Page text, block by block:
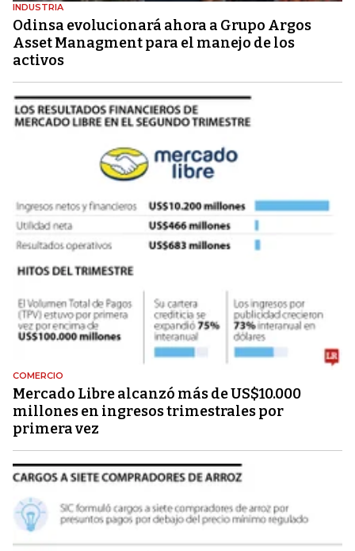
INDUSTRIA
Odinsa evolucionará ahora a Grupo Argos
Asset Managment para el manejo de los
activos
COMERCIO
Mercado Libre alcanzó más de US$10.000
millones en ingresos trimestrales por
primera vez